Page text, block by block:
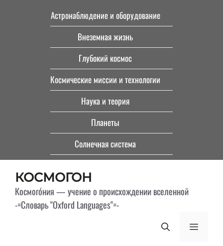
Астронаблюдение и оборудование
Внеземная жизнь
Глубокий космос
Космические миссии и технологии
Наука и теория
Планеты
Солнечная система
КОСМОГОН
Космого́ния — учение о происхождении вселенной
-=Словарь "Oxford Languages"=-
Меню